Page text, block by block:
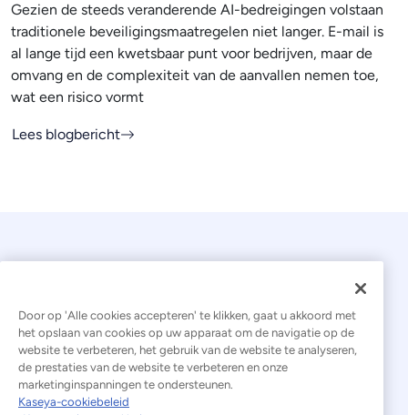
Gezien de steeds veranderende AI-bedreigingen volstaan
traditionele beveiligingsmaatregelen niet langer. E-mail is
al lange tijd een kwetsbaar punt voor bedrijven, maar de
omvang en de complexiteit van de aanvallen nemen toe,
wat een risico vormt
Lees blogbericht
© 2026 Kaseya. Alle rechten voorbehouden.
Nederlands
Door op 'Alle cookies accepteren' te klikken, gaat u akkoord met
het opslaan van cookies op uw apparaat om de navigatie op de
website te verbeteren, het gebruik van de website te analyseren,
de prestaties van de website te verbeteren en onze
marketinginspanningen te ondersteunen.
Kaseya-cookiebeleid